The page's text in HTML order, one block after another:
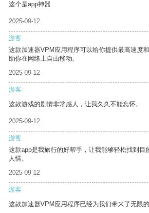
这个是app神器
2025-09-12
游客
这款加速器VPM应用程序可以给你提供最高速度
助你在网络上自由移动。
2025-09-12
游客
这款游戏的剧情非常感人，让我久久不能忘怀。
2025-09-12
游客
这款app是我旅行的好帮手，让我能够轻松找到目
人情。
2025-09-12
游客
这款加速器VPM应用程序已经为我们带来了无限的